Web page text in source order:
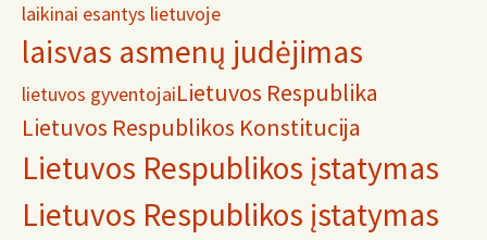
laikinai esantys lietuvoje
laisvas asmenų judėjimas
lietuvos gyventojaiLietuvos Respublika
Lietuvos Respublikos Konstitucija
Lietuvos Respublikos įstatymas
Lietuvos Respublikos įstatymas